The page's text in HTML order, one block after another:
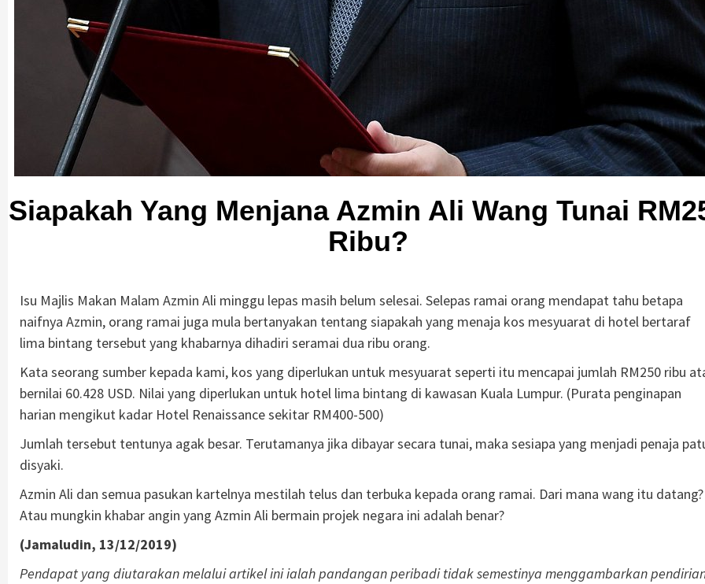
Siapakah Yang Menjana Azmin Ali Wang Tunai
Ribu?
Isu Majlis Makan Malam Azmin Ali minggu lepas masih belum selesai. Selepas ramai orang mendapat tahu betapa
naifnya Azmin, orang ramai juga mula bertanyakan tentang siapakah yang menaja kos mesyuarat di hotel bertaraf
lima bintang tersebut yang khabarnya dihadiri seramai dua ribu orang.
Kata seorang sumber kepada kami, kos yang diperlukan untuk mesyuarat seperti itu mencapai jumlah RM250 ribu
bernilai 60.428 USD. Nilai yang diperlukan untuk hotel lima bintang di kawasan Kuala Lumpur. (Purata penginapan
harian mengikut kadar Hotel Renaissance sekitar RM400-500)
Jumlah tersebut tentunya agak besar. Terutamanya jika dibayar secara tunai, maka sesiapa yang menjadi penaja
disyaki.
Azmin Ali dan semua pasukan kartelnya mestilah telus dan terbuka kepada orang ramai. Dari mana wang itu datang?
Atau mungkin khabar angin yang Azmin Ali bermain projek negara ini adalah benar?
(Jamaludin, 13/12/2019)
Pendapat yang diutarakan melalui artikel ini ialah pandangan peribadi tidak semestinya menggambarkan